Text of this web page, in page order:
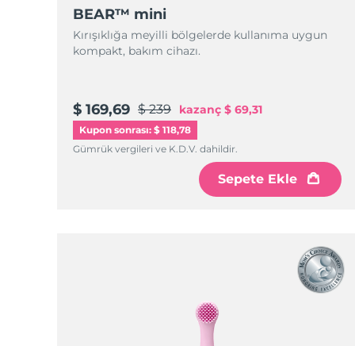
BEAR™ mini
Kırışıklığa meyilli bölgelerde kullanıma uygun
kompakt, bakım cihazı.
$ 169,69 $ 239 kazanç $ 69,31
Kupon sonrası: $ 118,78
Gümrük vergileri ve K.D.V. dahildir.
Sepete Ekle
All acne treatment devices
All revitalizing eye massagers
KIWI™ cilt bakımı
Advanced pore care essentials
Serum
For healthy hair
issa™ Teeth Whitening Gel
18% PAP
Kozmetik ürünleri Erkekler
Tüm Ürünler